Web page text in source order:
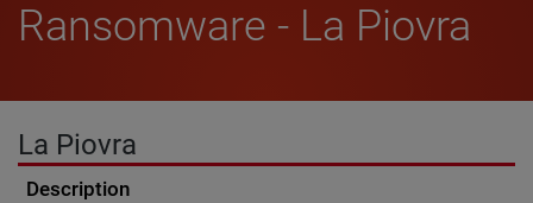
Ransomware - La Piovra
La Piovra
Description